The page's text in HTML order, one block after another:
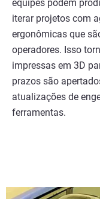
equipes podem
iterar projetos com
ergonômicas que
operadores. Isso
impressas em 3D
prazos são
atualizações de
ferramentas.